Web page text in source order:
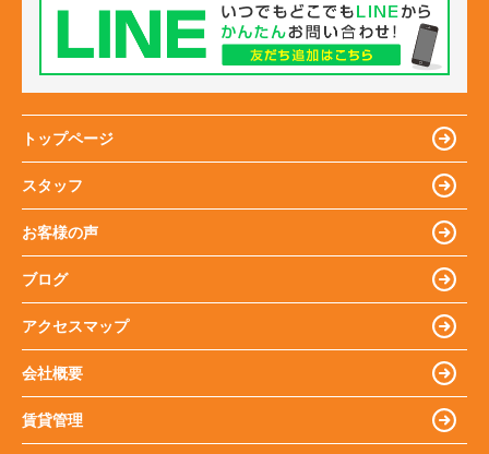
トップページ
スタッフ
お客様の声
ブログ
アクセスマップ
会社概要
賃貸管理